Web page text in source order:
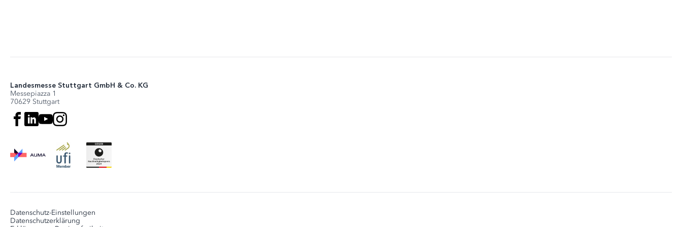
Landesmesse Stuttgart GmbH & Co. KG
Messepiazza 1
70629 Stuttgart
Datenschutz-Einstellungen
Datenschutzerklärung